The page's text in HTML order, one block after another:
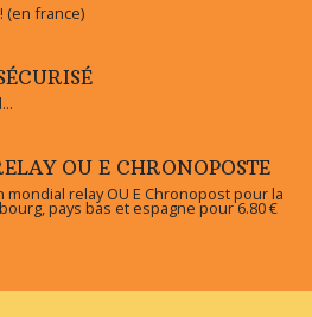
(en france)
OU E CHRONOPOSTE
mondial relay OU E Chronopost pour la
pays bas et espagne pour 6.80 €